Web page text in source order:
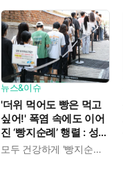
뉴스&이슈
'더위 먹어도 빵은 먹고
싶어!' 폭염 속에도 이어
진 ‘빵지순례’ 행렬 : 성심
당이 대기 손님 위해 준모두 건강하게 '빵지순례' 마치시길.